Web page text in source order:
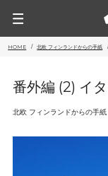
HOME 北欧 フィンランドからの手紙
番外編 (2) イ
北欧 フィンランドからの手紙